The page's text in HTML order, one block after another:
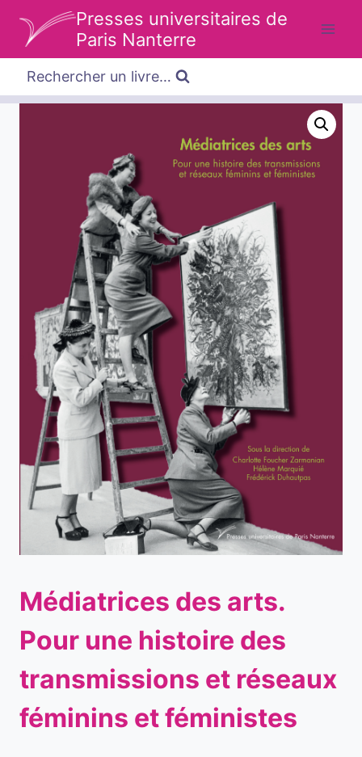
Presses universitaires de
Paris Nanterre
Rechercher un livre…
Médiatrices des arts.
Pour une histoire des
transmissions et réseaux
féminins et féministes